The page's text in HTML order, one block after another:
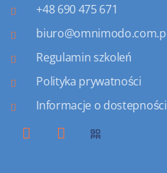
+48 690 475 671
Regulamin szkoleń
Polityka prywatności
Informacje o dostepności